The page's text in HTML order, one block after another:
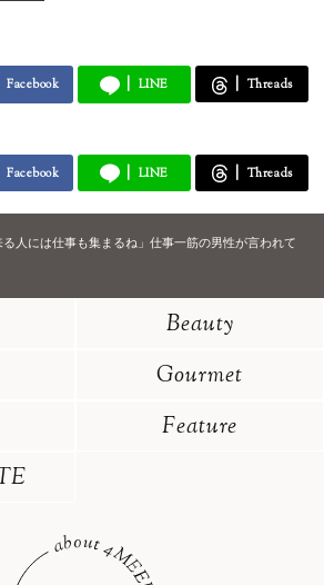
Facebook LINE Threads
Facebook LINE Threads
る人には仕事も集まるね」仕事一筋の男性が言われて
Beauty
Gourmet
Feature